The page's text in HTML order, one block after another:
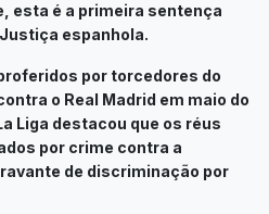
esta é a primeira sentença
espanhola.
por torcedores do
o Real Madrid em maio do
Liga destacou que os réus
por crime contra a
de discriminação por